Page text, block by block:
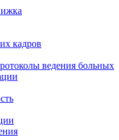
кадров
ведения больных